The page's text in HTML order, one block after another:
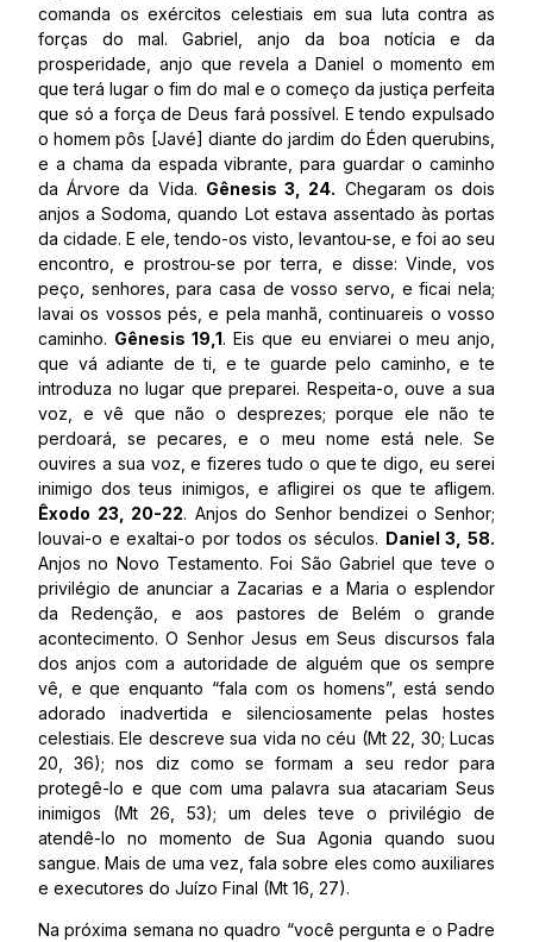
comanda os exércitos celestiais em sua luta contra as
forças do mal. Gabriel, anjo da boa notícia e da
prosperidade, anjo que revela a Daniel o momento em
que terá lugar o fim do mal e o começo da justiça perfeita
que só a força de Deus fará possível. E tendo expulsado
o homem pôs [Javé] diante do jardim do Éden querubins,
e a chama da espada vibrante, para guardar o caminho
da Árvore da Vida. Gênesis 3, 24. Chegaram os dois
anjos a Sodoma, quando Lot estava assentado às portas
da cidade. E ele, tendo-os visto, levantou-se, e foi ao seu
encontro, e prostrou-se por terra, e disse: Vinde, vos
peço, senhores, para casa de vosso servo, e ficai nela;
lavai os vossos pés, e pela manhã, continuareis o vosso
caminho. Gênesis 19,1. Eis que eu enviarei o meu anjo,
que vá adiante de ti, e te guarde pelo caminho, e te
introduza no lugar que preparei. Respeita-o, ouve a sua
voz, e vê que não o desprezes; porque ele não te
perdoará, se pecares, e o meu nome está nele. Se
ouvires a sua voz, e fizeres tudo o que te digo, eu serei
inimigo dos teus inimigos, e afligirei os que te afligem.
Êxodo 23, 20-22. Anjos do Senhor bendizei o Senhor;
louvai-o e exaltai-o por todos os séculos. Daniel 3, 58.
Anjos no Novo Testamento. Foi São Gabriel que teve o
privilégio de anunciar a Zacarias e a Maria o esplendor
da Redenção, e aos pastores de Belém o grande
acontecimento. O Senhor Jesus em Seus discursos fala
dos anjos com a autoridade de alguém que os sempre
vê, e que enquanto “fala com os homens”, está sendo
adorado inadvertida e silenciosamente pelas hostes
celestiais. Ele descreve sua vida no céu (Mt 22, 30; Lucas
20, 36); nos diz como se formam a seu redor para
protegê-lo e que com uma palavra sua atacariam Seus
inimigos (Mt 26, 53); um deles teve o privilégio de
atendê-lo no momento de Sua Agonia quando suou
sangue. Mais de uma vez, fala sobre eles como auxiliares
e executores do Juízo Final (Mt 16, 27).
Na próxima semana no quadro “você pergunta e o Padre